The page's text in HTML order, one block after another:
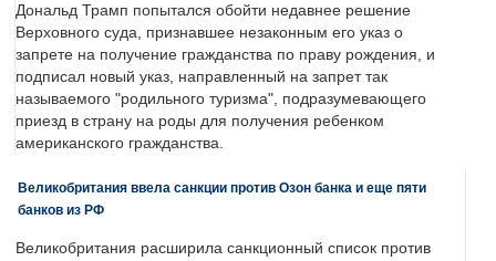
Дональд Трамп попытался обойти недавнее решение
Верховного суда, признавшее незаконным его указ о
запрете на получение гражданства по праву рождения, и
подписал новый указ, направленный на запрет так
называемого "родильного туризма", подразумевающего
приезд в страну на роды для получения ребенком
американского гражданства.
Великобритания ввела санкции против Озон банка и еще пяти
банков из РФ
Великобритания расширила санкционный список против